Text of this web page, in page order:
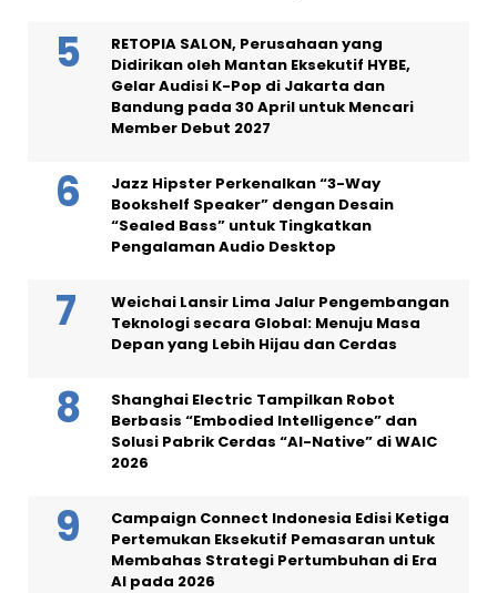
RETOPIA SALON, Perusahaan yang
Didirikan oleh Mantan Eksekutif HYBE,
Gelar Audisi K-Pop di Jakarta dan
Bandung pada 30 April untuk Mencari
Member Debut 2027
Jazz Hipster Perkenalkan “3-Way
Bookshelf Speaker” dengan Desain
“Sealed Bass” untuk Tingkatkan
Pengalaman Audio Desktop
Weichai Lansir Lima Jalur Pengembangan
Teknologi secara Global: Menuju Masa
Depan yang Lebih Hijau dan Cerdas
Shanghai Electric Tampilkan Robot
Berbasis “Embodied Intelligence” dan
Solusi Pabrik Cerdas “AI-Native” di WAIC
2026
Campaign Connect Indonesia Edisi Ketiga
Pertemukan Eksekutif Pemasaran untuk
Membahas Strategi Pertumbuhan di Era
AI pada 2026